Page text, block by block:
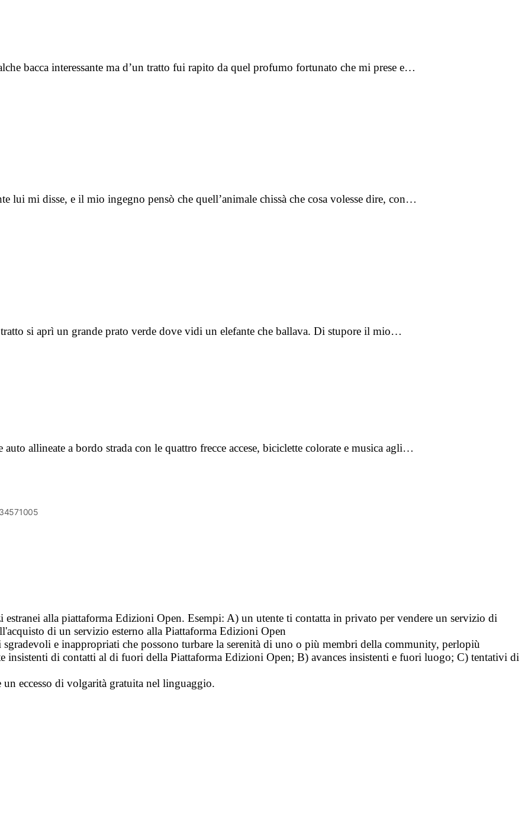
bacca interessante ma d’un tratto fui rapito da quel profumo fortunato che mi prese e…
lui mi disse, e il mio ingegno pensò che quell’animale chissà che cosa volesse dire, con…
si aprì un grande prato verde dove vidi un elefante che ballava. Di stupore il mio…
allineate a bordo strada con le quattro frecce accese, biciclette colorate e musica agli…
alla piattaforma Edizioni Open. Esempi: A) un utente ti contatta in privato per vendere un servizio di
di un servizio esterno alla Piattaforma Edizioni Open
e inappropriati che possono turbare la serenità di uno o più membri della community, perlopiù
insistenti di contatti al di fuori della Piattaforma Edizioni Open; B) avances insistenti e fuori luogo; C) tentativi di
un eccesso di volgarità gratuita nel linguaggio.